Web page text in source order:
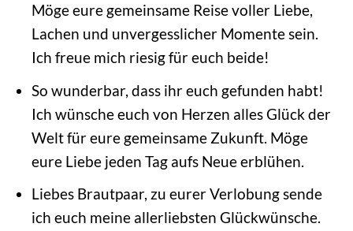
Möge eure gemeinsame Reise voller Liebe,
Lachen und unvergesslicher Momente sein.
Ich freue mich riesig für euch beide!
So wunderbar, dass ihr euch gefunden habt!
Ich wünsche euch von Herzen alles Glück der
Welt für eure gemeinsame Zukunft. Möge
eure Liebe jeden Tag aufs Neue erblühen.
Liebes Brautpaar, zu eurer Verlobung sende
ich euch meine allerliebsten Glückwünsche.